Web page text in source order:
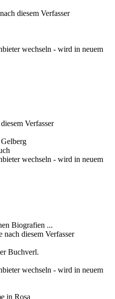
diesem Verfasser
wechseln - wird in neuem
Verfasser
wechseln - wird in neuem
Biografien ...
nach diesem Verfasser
Buchverl.
wechseln - wird in neuem